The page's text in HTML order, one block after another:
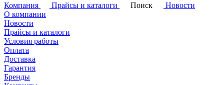
Компания
Прайсы и каталоги Поиск
Новости
О компании
Новости
Прайсы и каталоги
Условия работы
Оплата
Доставка
Гарантия
Бренды